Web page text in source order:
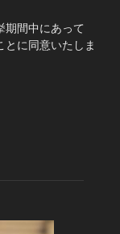
期間中にあって
に同意いたしま